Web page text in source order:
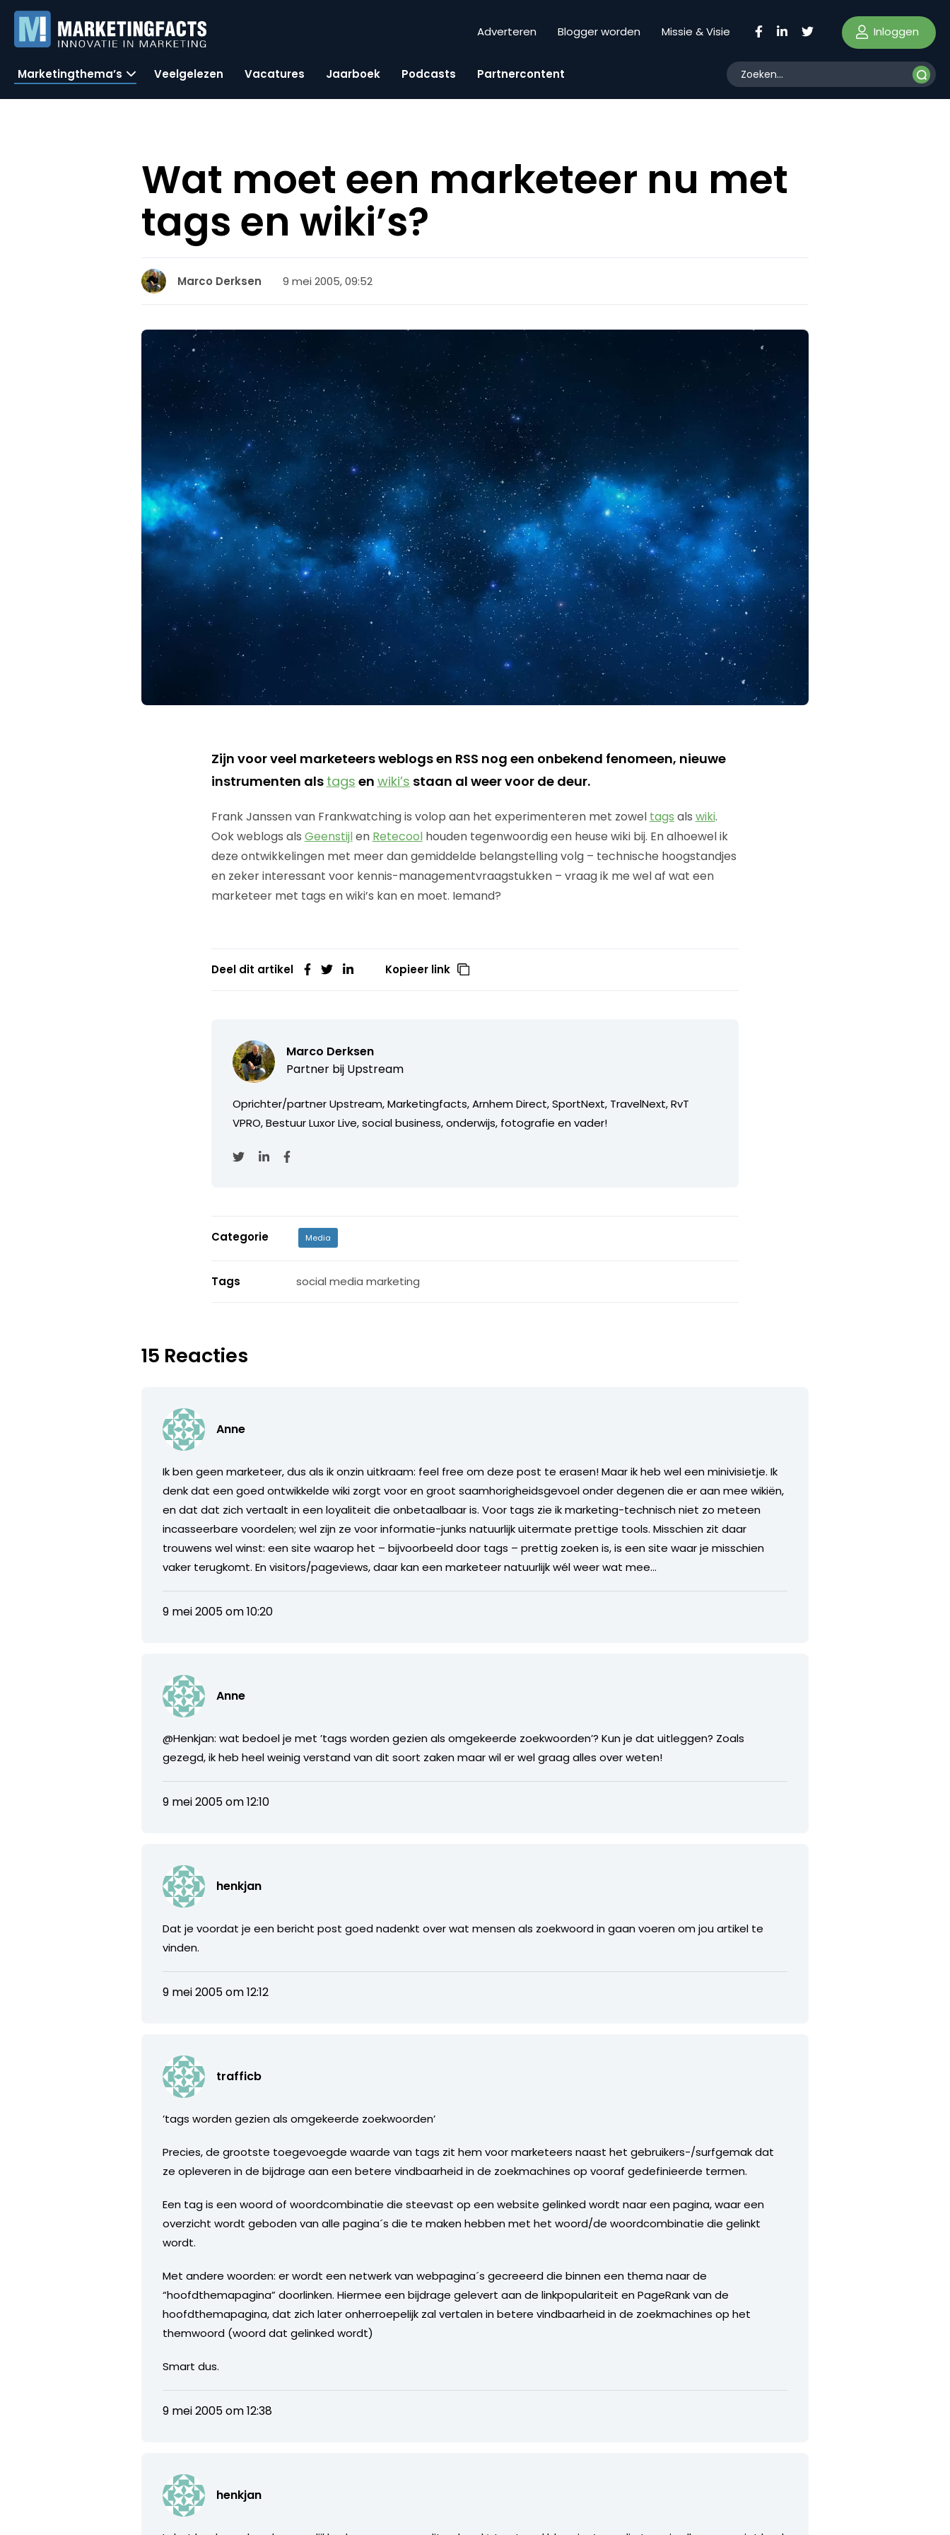
Adverteren Blogger worden Missie & Visie Inloggen
Marketingthema’s Veelgelezen Vacatures Jaarboek Podcasts Partnercontent
Wat moet een marketeer nu met
tags en wiki’s?
Marco Derksen 9 mei 2005, 09:52
Zijn voor veel marketeers weblogs en RSS nog een onbekend fenomeen, nieuwe
instrumenten als tags en wiki’s staan al weer voor de deur.
Frank Janssen van Frankwatching is volop aan het experimenteren met zowel tags als wiki.
Ook weblogs als Geenstijlen Retecoolhouden tegenwoordig een heuse wiki bij. En alhoewel ik
deze ontwikkelingen met meer dan gemiddelde belangstelling volg – technische hoogstandjes
en zeker interessant voor kennis-managementvraagstukken – vraag ik me wel af wat een
marketeer met tags en wiki’s kan en moet. Iemand?
Deel dit artikel Kopieer link
Marco Derksen
Partner bij Upstream
Oprichter/partner Upstream, Marketingfacts, Arnhem Direct, SportNext, TravelNext, RvT
VPRO, Bestuur Luxor Live, social business, onderwijs, fotografie en vader!
Categorie Media
Tags social media marketing
15 Reacties
Anne
Ik ben geen marketeer, dus als ik onzin uitkraam: feel free om deze post te erasen! Maar ik heb wel een minivisietje. Ik
denk dat een goed ontwikkelde wiki zorgt voor en groot saamhorigheidsgevoel onder degenen die er aan mee wikiën,
en dat dat zich vertaalt in een loyaliteit die onbetaalbaar is. Voor tags zie ik marketing-technisch niet zo meteen
incasseerbare voordelen; wel zijn ze voor informatie-junks natuurlijk uitermate prettige tools. Misschien zit daar
trouwens wel winst: een site waarop het – bijvoorbeeld door tags – prettig zoeken is, is een site waar je misschien
vaker terugkomt. En visitors/pageviews, daar kan een marketeer natuurlijk wél weer wat mee…
9 mei 2005 om 10:20
Anne
@Henkjan: wat bedoel je met ’tags worden gezien als omgekeerde zoekwoorden’? Kun je dat uitleggen? Zoals
gezegd, ik heb heel weinig verstand van dit soort zaken maar wil er wel graag alles over weten!
9 mei 2005 om 12:10
henkjan
Dat je voordat je een bericht post goed nadenkt over wat mensen als zoekwoord in gaan voeren om jou artikel te
vinden.
9 mei 2005 om 12:12
trafficb
’tags worden gezien als omgekeerde zoekwoorden’
Precies, de grootste toegevoegde waarde van tags zit hem voor marketeers naast het gebruikers-/surfgemak dat
ze opleveren in de bijdrage aan een betere vindbaarheid in de zoekmachines op vooraf gedefinieerde termen.
Een tag is een woord of woordcombinatie die steevast op een website gelinked wordt naar een pagina, waar een
overzicht wordt geboden van alle pagina´s die te maken hebben met het woord/de woordcombinatie die gelinkt
wordt.
Met andere woorden: er wordt een netwerk van webpagina´s gecreeerd die binnen een thema naar de
“hoofdthemapagina” doorlinken. Hiermee een bijdrage gelevert aan de linkpopulariteit en PageRank van de
hoofdthemapagina, dat zich later onherroepelijk zal vertalen in betere vindbaarheid in de zoekmachines op het
themwoord (woord dat gelinked wordt)
Smart dus.
9 mei 2005 om 12:38
henkjan